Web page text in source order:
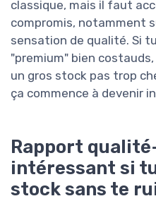
classique, mais il faut
compromis, notamment
sensation de qualité. Si
"premium" bien
un gros stock pas trop
ça commence à devenir
Rapport
intéressant si
stock sans te